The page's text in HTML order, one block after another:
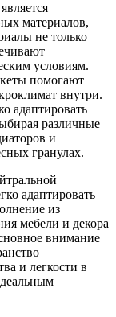
материалов,
не только
условиям.
помогают
внутри.
адаптировать
различные
и
гранулах.
адаптировать
из
мебели и декора
внимание
и легкости в